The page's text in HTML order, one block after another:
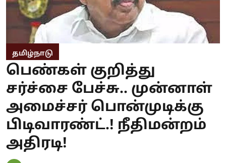
தமிழ்நாடு
பெண்கள் குறித்து
சர்ச்சை பேச்சு.. முன்னாள்
அமைச்சர் பொன்முடிக்கு
பிடிவாரண்ட்.! நீதிமன்றம்
அதிரடி!